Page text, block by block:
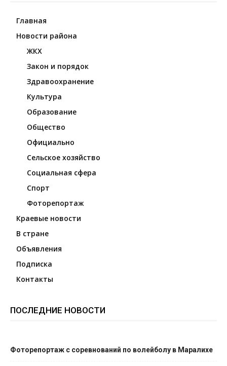
Главная
Новости района
ЖКХ
Закон и порядок
Здравоохранение
Культура
Образование
Общество
Официально
Сельское хозяйство
Социальная сфера
Спорт
Фоторепортаж
Краевые новости
В стране
Объявления
Подписка
Контакты
ПОСЛЕДНИЕ НОВОСТИ
Фоторепортаж с соревнований по волейболу в Маралихе